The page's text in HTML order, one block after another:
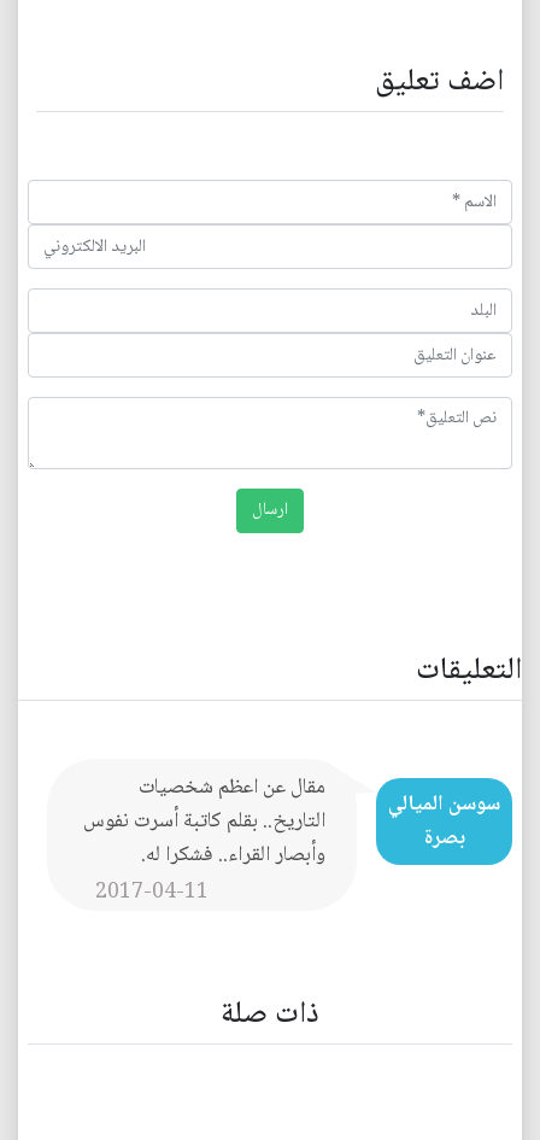
اضف تعليق
التعليقات
سوسن الميالي
بصرة
مقال عن اعظم شخصيات
التاريخ.. بقلم كاتبة أسرت نفوس
وأبصار القراء.. فشكرا له.
2017-04-11
ذات صلة